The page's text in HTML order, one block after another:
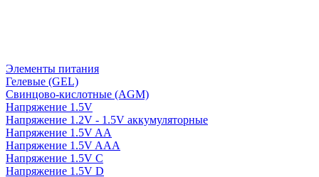
Элементы питания
Гелевые (GEL)
Свинцово-кислотные (AGM)
Напряжение 1.5V
Напряжение 1.2V - 1.5V аккумуляторные
Напряжение 1.5V AA
Напряжение 1.5V AAA
Напряжение 1.5V C
Напряжение 1.5V D